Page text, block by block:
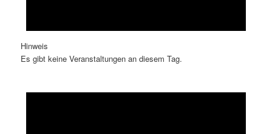
Hinweis
Es gibt keine Veranstaltungen an diesem Tag.